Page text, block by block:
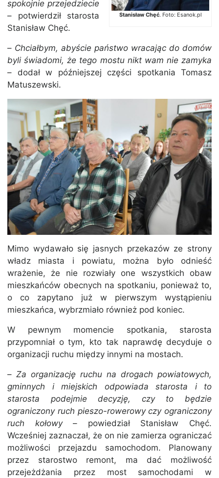
Stanisław Chęć. Foto: Esanok.pl
spokojnie przejedziecie
– potwierdził starosta
Stanisław Chęć.
– Chciałbym, abyście państwo wracając do domów
byli świadomi, że tego mostu nikt wam nie zamyka
– dodał w późniejszej części spotkania Tomasz
Matuszewski.
Mimo wydawało się jasnych przekazów ze strony
władz miasta i powiatu, można było odnieść
wrażenie, że nie rozwiały one wszystkich obaw
mieszkańców obecnych na spotkaniu, ponieważ to,
o co zapytano już w pierwszym wystąpieniu
mieszkańca, wybrzmiało również pod koniec.
W pewnym momencie spotkania, starosta
przypomniał o tym, kto tak naprawdę decyduje o
organizacji ruchu między innymi na mostach.
– Za organizację ruchu na drogach powiatowych,
gminnych i miejskich odpowiada starosta i to
starosta podejmie decyzję, czy to będzie
ograniczony ruch pieszo-rowerowy czy ograniczony
ruch kołowy– powiedział Stanisław Chęć.
Wcześniej zaznaczał, że on nie zamierza ograniczać
możliwości przejazdu samochodom. Planowany
przez starostwo remont, ma dać możliwość
przejeżdżania przez most samochodami w